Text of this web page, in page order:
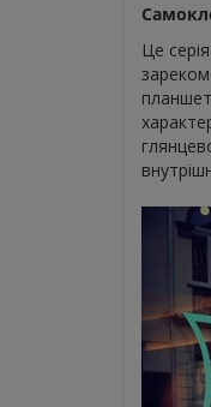
Це